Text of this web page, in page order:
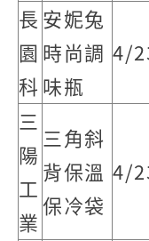
長
園
科
安妮兔
時尚調
味瓶
4/
三
陽
工
業
三角斜
背保溫
保冷袋
4/